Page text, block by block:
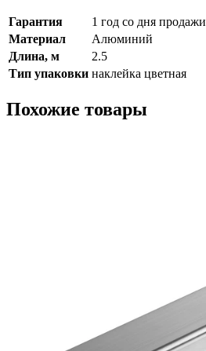
Гарантия
1 год со дня продажи
Материал
Алюминий
Длина, м
2.5
Тип упаковки наклейка цветная
Похожие товары